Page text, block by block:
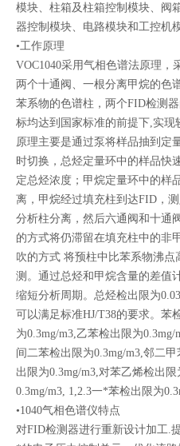
模块、柱箱及柱箱控制模块、阀
器控制模块、电路模块和工控机
•工作原理
VOC1040采用气相色谱法原理，
两个十通阀、一根分离甲烷的色
苯系物的色谱柱，两个FID检测
标均达到国家标准的前提下,实
原理主要是通过泵将样品抽到定
时切换，总烃定量环中的样品快
定总烃浓度；甲烷定量环中的样
离，甲烷经过填充柱到达FID，
分析柱分离，然后六通阀和十通
的方式将仍滞留在填充柱中的非
吹的方式 将预柱中比苯系物沸
测。通过总烃和甲烷含量的差值
缩短分析周期。总烃检出限为
可以满足标准HJ/T38的要求。苯
为0.3mg/m3,乙苯检出限为0.3mg/
间二苯检出限为0.3mg/m3,邻二
出限为0.3mg/m3,对苯乙烯检出
0.3mg/m3, 1,2.3一*苯检出限为
•1040气相色谱仪特点
对FID检测器进行重新设计加工.